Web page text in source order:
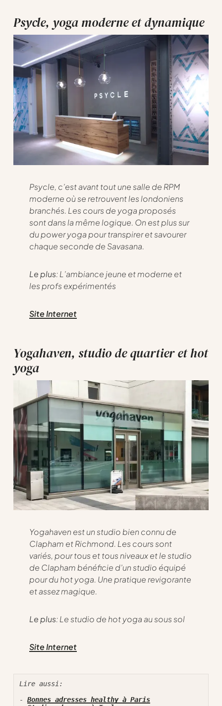
Psycle, yoga moderne et dynamique
Psycle, c’est avant tout une salle de RPM
moderne où se retrouvent les londoniens
branchés. Les cours de yoga proposés
sont dans la même logique. On est plus sur
du power yoga pour transpirer et savourer
chaque seconde de Savasana.
Le plus: L’ambiance jeune et moderne et
les profs expérimentés
Site Internet
Yogahaven, studio de quartier et hot
yoga
Yogahaven est un studio bien connu de
Clapham et Richmond. Les cours sont
variés, pour tous et tous niveaux et le studio
de Clapham bénéficie d’un studio équipé
pour du hot yoga. Une pratique revigorante
et assez magique.
Le plus: Le studio de hot yoga au sous sol
Site Internet
Lire aussi:
- Bonnes adresses healthy à Paris